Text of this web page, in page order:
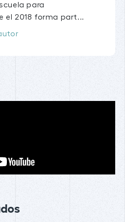
para
el 2018 forma part...